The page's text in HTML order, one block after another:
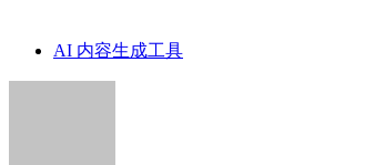
AI 内容生成工具